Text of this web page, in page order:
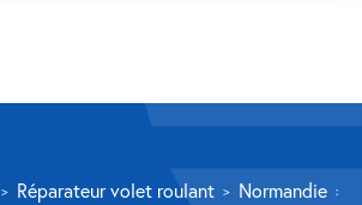
Réparateur volet roulant Normandie